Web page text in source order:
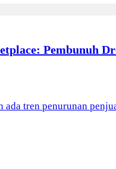
Pembunuh
ada tren penurunan